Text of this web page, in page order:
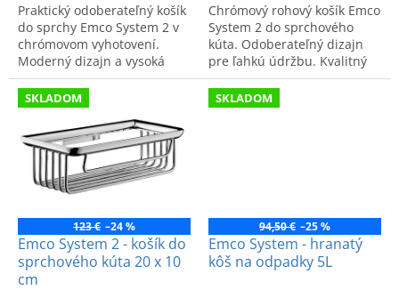
Praktický odoberateľný košík
do sprchy Emco System 2 v
chrómovom vyhotovení.
Moderný dizajn a vysoká
funkčnosť pre vašu kúpeľňu.
Chrómový rohový košík Emco
System 2 do sprchového
kúta. Odoberateľný dizajn
pre ľahkú údržbu. Kvalitný
nemecký výrobok pre štýl a
poriadok v kúpeľni.
SKLADOM
123 € –24 %
Emco System 2 - košík do
sprchového kúta 20 x 10
cm
SKLADOM
94,50 € –25 %
Emco System - hranatý
kôš na odpadky 5L